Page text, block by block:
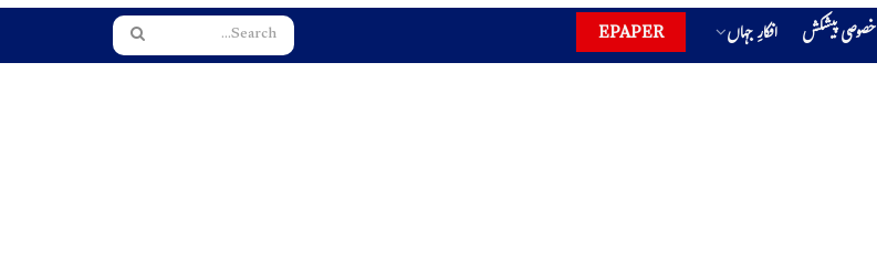
خصوصی پیشکش افکارِ جہاں EPAPER